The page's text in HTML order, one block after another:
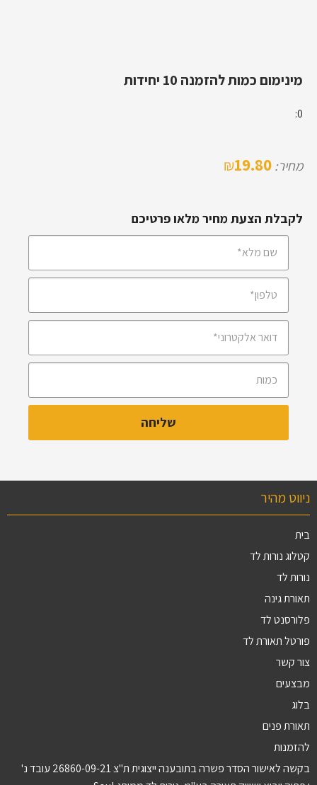
מינימום כמות להזמנה 10 יחידות
0:
מחיר: 19.80
₪
לקבלת הצעת מחיר מלאו פרטיכם
ניווט מהיר
בית
קטלוג נורות לד
נורות לד
תאורת גינה
פלורסנט לד
פורטל תאורת לד
צור קשר
מבצעים
בלוג
תאורת פנים
להזמנות
בקשה לאישור הסדר פשרה בתובענה ייצוגית ת"צ 26860-09-21 עובד נ'